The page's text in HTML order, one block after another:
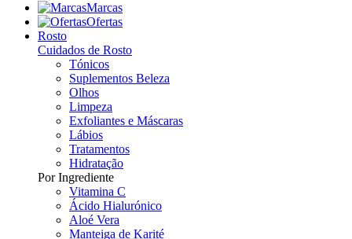
Marcas
Ofertas
Rosto
Cuidados de Rosto
Tónicos
Suplementos Beleza
Olhos
Limpeza
Exfoliantes e Máscaras
Lábios
Tratamentos
Hidratação
Por Ingrediente
Vitamina C
Ácido Hialurónico
Aloé Vera
Manteiga de Karité